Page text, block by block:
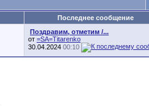
Последнее сообщение
Поздравим, отметим /...
от =SA=Titarenko
30.04.2024 00:10